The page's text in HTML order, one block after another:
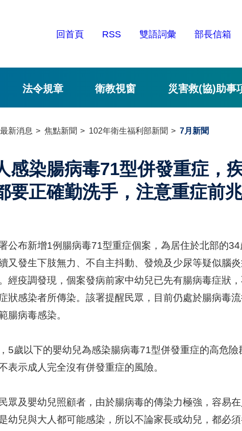
回首頁 RSS 雙語詞彙 部長信箱
法令規章 衛教視窗 災害救(協)助事
最新消息 焦點新聞 102年衛生福利部新聞 7月新聞
感染腸病毒71型併發重症，
要正確勤洗手，注意重症前
公布新增1例腸病毒71型重症個案，為居住於北部的
又發生下肢無力、不自主抖動、發燒及少尿等疑似腦
經疫調發現，個案發病前家中幼兒已先有腸病毒症狀
狀感染者所傳染。該署提醒民眾，目前仍處於腸病毒
腸病毒感染。
5歲以下的嬰幼兒為感染腸病毒71型併發重症的高危
表示成人完全沒有併發重症的風險。
眾及嬰幼兒照顧者，由於腸病毒的傳染力極強，容易
幼兒與大人都可能感染，所以不論家長或幼兒，都必